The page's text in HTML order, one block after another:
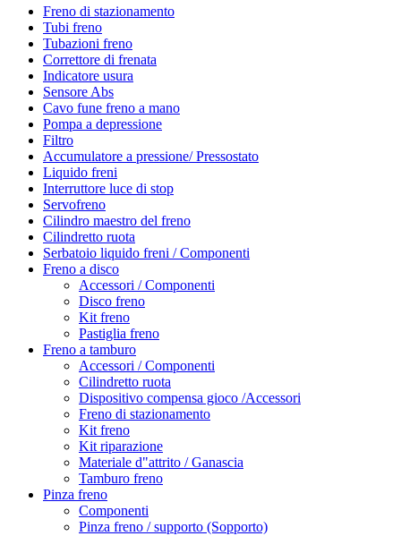
Freno di stazionamento
Tubi freno
Tubazioni freno
Correttore di frenata
Indicatore usura
Sensore Abs
Cavo fune freno a mano
Pompa a depressione
Filtro
Accumulatore a pressione/ Pressostato
Liquido freni
Interruttore luce di stop
Servofreno
Cilindro maestro del freno
Cilindretto ruota
Serbatoio liquido freni / Componenti
Freno a disco
Accessori / Componenti
Disco freno
Kit freno
Pastiglia freno
Freno a tamburo
Accessori / Componenti
Cilindretto ruota
Dispositivo compensa gioco /Accessori
Freno di stazionamento
Kit freno
Kit riparazione
Materiale d"attrito / Ganascia
Tamburo freno
Pinza freno
Componenti
Pinza freno / supporto (Sopporto)